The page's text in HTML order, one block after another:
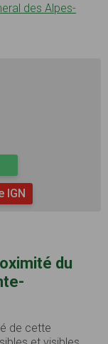
des Alpes-
IGN
du
de cette